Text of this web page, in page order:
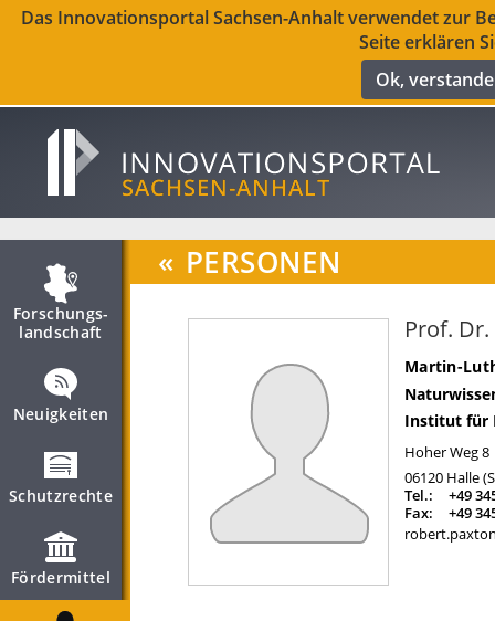
Das Innovationsportal Sachsen-Anhalt verwendet zur
Seite erklären
Ok,
Forschungs­
landschaft
Neuigkeiten
Schutzrechte
Fördermittel
« PERSONEN
Prof.
Martin-
Institut für
Hoher Weg 8
06120 Halle
Tel.:
+49
Fax:
+49